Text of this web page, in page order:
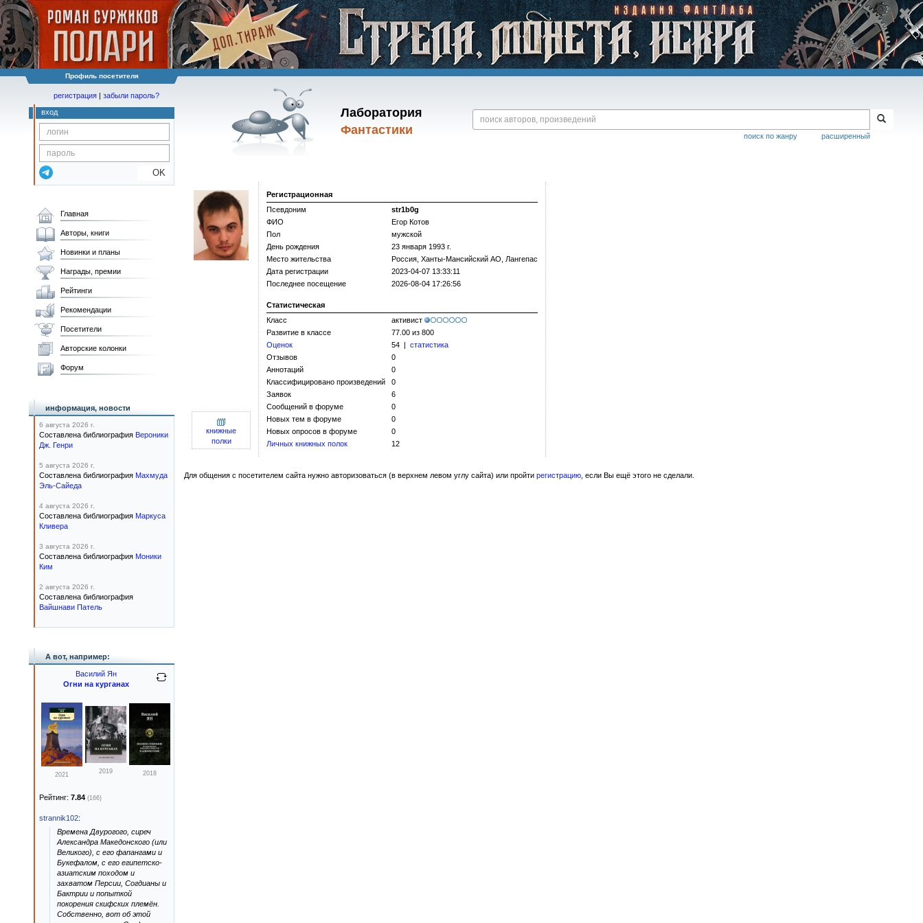
Профиль посетителя
Лаборатория
Фантастики
расширенный
поиск по жанру
регистрация | забыли пароль?
вход
OK
Регистрационная
Псевдоним
str1b0g
ФИО
Егор Котов
Пол
мужской
День рождения
23 января 1993 г.
Место жительства
Россия, Ханты-Мансийский АО, Лангепас
Дата регистрации
2023-04-07 13:33:11
Последнее посещение
2026-08-04 17:26:56
Статистическая
Класс
активист
Развитие в классе
77.00 из 800
Оценок
54 | статистика
Отзывов
0
Аннотаций
0
Классифицировано произведений
0
Заявок
6
Сообщений в форуме
0
Новых тем в форуме
0
Новых опросов в форуме
0
Личных книжных полок
12
книжные
полки
Для общения с посетителем сайта нужно авторизоваться (в верхнем левом углу сайта) или пройти регистрацию , если Вы ещё этого не сделали.
Главная
Авторы, книги
Новинки и планы
Награды, премии
Рейтинги
Рекомендации
Посетители
Авторские колонки
Форум
информация, новости
6 августа 2026 г.
Составлена библиография Вероники
Дж. Генри
5 августа 2026 г.
Составлена библиография Махмуда
Эль-Сайеда
4 августа 2026 г.
Составлена библиография Маркуса
Кливера
3 августа 2026 г.
Составлена библиография Моники
Ким
2 августа 2026 г.
Составлена библиография
Вайшнави Патель
А вот, например:
Василий Ян
Огни на курганах
2021 2019 2018
Рейтинг: 7.84 (166)
strannik102:
Времена Двурогого, сиреч
Александра Македонского (или
Великого), с его фапангами и
Букефалом, с его египетско-
азиатским походом и
захватом Персии, Согдианы и
Бактрии и попыткой
покорения скифских племён.
Собственно, вот об этой